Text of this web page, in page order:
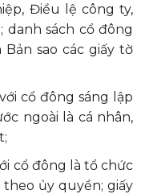
Điều lệ công ty,
danh sách cổ đông
sao các giấy tờ
cổ đông sáng lập
ngoài là cá nhân,
cổ đông là tổ chức
theo ủy quyền; giấy